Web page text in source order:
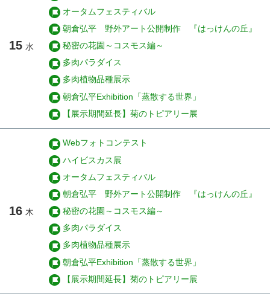
15 水
オータムフェスティバル
朝倉弘平 野外アート公開制作 『はっけんの丘』
秘密の花園～コスモス編～
多肉パラダイス
多肉植物品種展示
朝倉弘平Exhibition「蒸散する世界」
【展示期間延長】菊のトピアリー展
16 木
Webフォトコンテスト
ハイビスカス展
オータムフェスティバル
朝倉弘平 野外アート公開制作 『はっけんの丘』
秘密の花園～コスモス編～
多肉パラダイス
多肉植物品種展示
朝倉弘平Exhibition「蒸散する世界」
【展示期間延長】菊のトピアリー展